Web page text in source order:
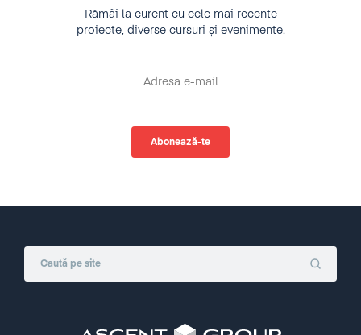
Rămâi la curent cu cele mai recente
proiecte, diverse cursuri și evenimente.